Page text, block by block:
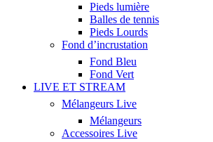
Pieds lumière
Balles de tennis
Pieds Lourds
Fond d’incrustation
Fond Bleu
Fond Vert
LIVE ET STREAM
Mélangeurs Live
Mélangeurs
Accessoires Live